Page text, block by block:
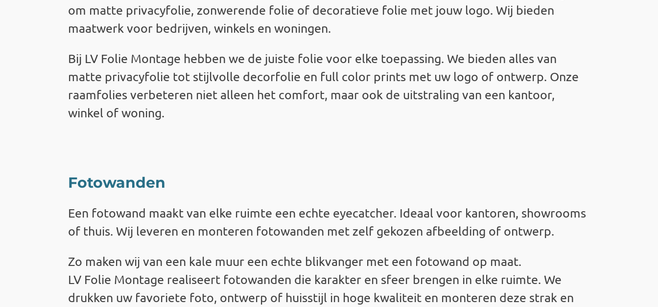
om matte privacyfolie, zonwerende folie of decoratieve folie met jouw logo. Wij bieden
maatwerk voor bedrijven, winkels en woningen.
Bij LV Folie Montage hebben we de juiste folie voor elke toepassing. We bieden alles van
matte privacyfolie tot stijlvolle decorfolie en full color prints met uw logo of ontwerp. Onze
raamfolies verbeteren niet alleen het comfort, maar ook de uitstraling van een kantoor,
winkel of woning.
Fotowanden
Een fotowand maakt van elke ruimte een echte eyecatcher. Ideaal voor kantoren, showrooms
of thuis. Wij leveren en monteren fotowanden met zelf gekozen afbeelding of ontwerp.
Zo maken wij van een kale muur een echte blikvanger met een fotowand op maat.
LV Folie Montage realiseert fotowanden die karakter en sfeer brengen in elke ruimte. We
drukken uw favoriete foto, ontwerp of huisstijl in hoge kwaliteit en monteren deze strak en